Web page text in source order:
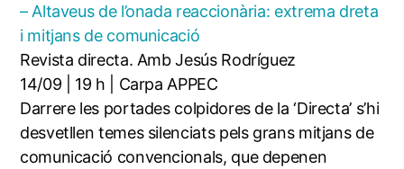
– Altaveus de l’onada reaccionària: extrema dreta
i mitjans de comunicació
Revista directa. Amb Jesús Rodríguez
14/09 | 19 h | Carpa APPEC
Darrere les portades colpidores de la ‘Directa’ s’hi
desvetllen temes silenciats pels grans mitjans de
comunicació convencionals, que depenen